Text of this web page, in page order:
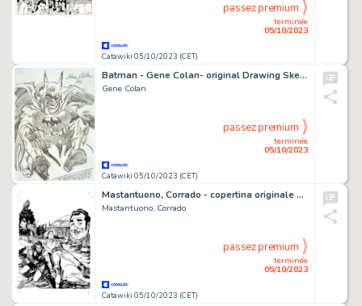
Catawiki 05/10/2023 (CET)
terminée
05/10/2023
passez premium
Batman - Gene Colan- original Drawing Sketch - Exemplaire unique
Gene Colan
Catawiki 05/10/2023 (CET)
terminée
05/10/2023
passez premium
Mastantuono, Corrado - copertina originale per Capitan Miki
Mastantuono, Corrado
Catawiki 05/10/2023 (CET)
terminée
05/10/2023
passez premium